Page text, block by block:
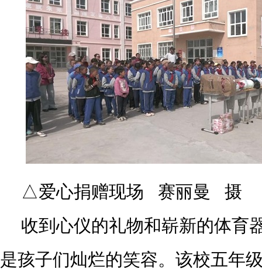
△爱心捐赠现场 赛丽曼 摄
收到心仪的礼物和崭新的体育
是孩子们灿烂的笑容。该校五年